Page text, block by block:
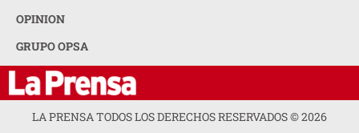
OPINION
GRUPO OPSA
LA PRENSA TODOS LOS DERECHOS RESERVADOS ©2026